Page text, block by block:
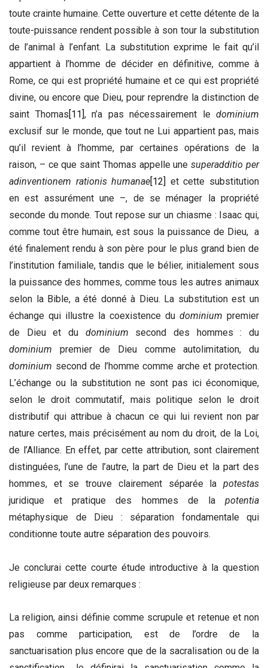
toute crainte humaine. Cette ouverture et cette détente de la
toute-puissance rendent possible à son tour la substitution
de l’animal à l’enfant. La substitution exprime le fait qu’il
appartient à l’homme de décider en définitive, comme à
Rome, ce qui est propriété humaine et ce qui est propriété
divine, ou encore que Dieu, pour reprendre la distinction de
saint Thomas [11] , n’a pas nécessairement le dominium
exclusif sur le monde, que tout ne Lui appartient pas, mais
qu’il revient à l’homme, par certaines opérations de la
raison, – ce que saint Thomas appelle unesuperadditio per
adinventionem rationis humanae [12]
et cette substitution
en est assurément une –, de se ménager la propriété
seconde du monde. Tout repose sur un chiasme : Isaac qui,
comme tout être humain, est sous la puissance de Dieu, a
été finalement rendu à son père pour le plus grand bien de
l’institution familiale, tandis que le bélier, initialement sous
la puissance des hommes, comme tous les autres animaux
selon la Bible, a été donné à Dieu. La substitution est un
échange qui illustre la coexistence du dominium premier
de Dieu et du dominium second des hommes : du
dominium premier de Dieu comme autolimitation, du
dominium second de l’homme comme arche et protection.
L’échange ou la substitution ne sont pas ici économique,
selon le droit commutatif, mais politique selon le droit
distributif qui attribue à chacun ce qui lui revient non par
nature certes, mais précisément au nom du droit, de la Loi,
de l’Alliance. En effet, par cette attribution, sont clairement
distinguées, l’une de l’autre, la part de Dieu et la part des
hommes, et se trouve clairement séparée la potestas
juridique et pratique des hommes de la potentia
métaphysique de Dieu : séparation fondamentale qui
conditionne toute autre séparation des pouvoirs.
Je conclurai cette courte étude introductive à la question
religieuse par deux remarques :
La religion, ainsi définie comme scrupule et retenue et non
pas comme participation, est de l’ordre de la
sanctuarisation plus encore que de la sacralisation ou de la